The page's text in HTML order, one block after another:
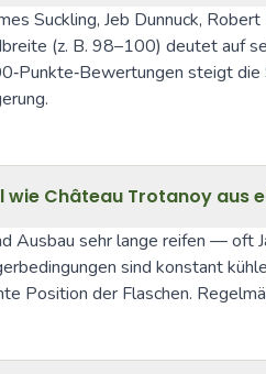
Suckling, Jeb Dunnuck,
(z. B. 98–100) deutet auf
steigt
wie Château Trotanoy
Ausbau sehr lange reifen —
sind konstant
Position der Flaschen.